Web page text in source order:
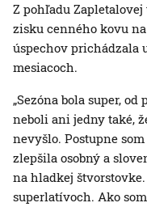
Z pohľadu
zisku cenného kovu
úspechov prichádzala
mesiacoch.
„Sezóna bola super,
neboli ani jedny také,
nevyšlo. Postupne
zlepšila osobný a
na hladkej
superlatívoch. Ako